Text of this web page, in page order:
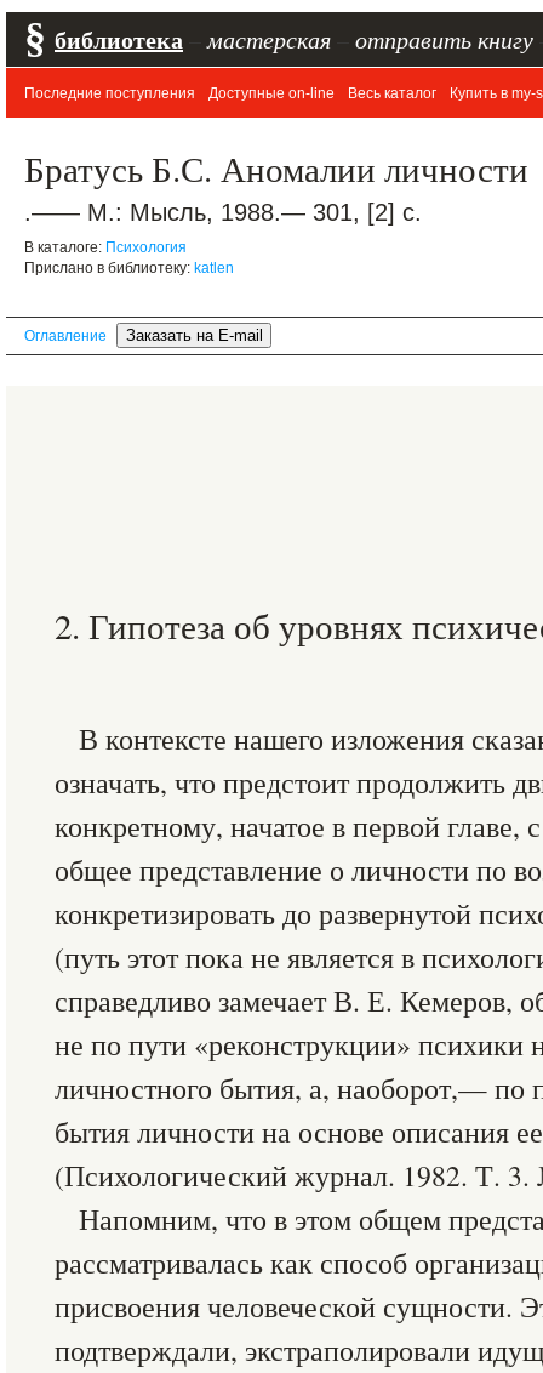
§ библиотека мастерская отправить книгу
Последние поступления Доступные on-line Весь каталог Купить в my-
Братусь Б.С. Аномалии личности
.—— М.: Мысль, 1988.— 301, [2] с.
В каталоге: Психология
Прислано в библиотеку: katlen
Оглавление
2. Гипотеза об уровнях
В контексте нашего изложения
означать, что предстоит продолжить
конкретному, начатое в первой главе,
общее представление о личности по
конкретизировать до развернутой
(путь этот пока не является в
справедливо замечает В. Е. Кемеров,
не по пути «реконструкции» психики
личностного бытия, а, наоборот,— по
бытия личности на основе описания
(Психологический журнал. 1982. Т.
Напомним, что в этом общем
рассматривалась как способ
присвоения человеческой сущности.
подтверждали, экстраполировали